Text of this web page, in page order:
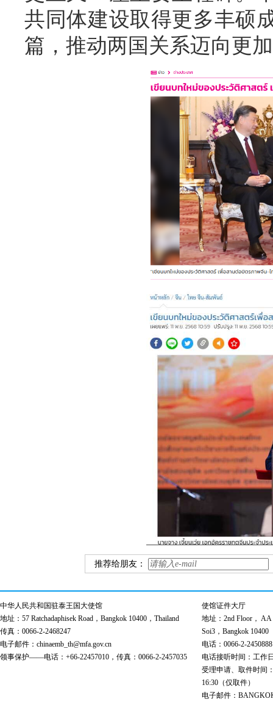
共同体建设取得更多丰硕
篇，推动两国关系迈向更
推荐给朋友：
中华人民共和国驻泰王国大使馆
地址：57 Ratchadaphisek Road，Bangkok 10400，Thailand
传真：0066-2-2468247
电子邮件：chinaemb_th@mfa.gov.cn
领事保护——电话：+66-22457010，传真：0066-2-2457035
使馆证件大厅
地址：2nd Floor， AA
Soi3，Bangkok 10400
电话：0066-2-
电话接听时间：工作
受理申请、取件时间
16:30（仅取件）
电子邮件：